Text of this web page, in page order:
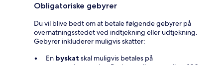
Obligatoriske gebyrer
Du vil blive bedt om at betale følgende gebyrer på
overnatningsstedet ved indtjekning eller udtjekning.
Gebyrer inkluderer muligvis skatter:
En byskat skal muligvis betales på